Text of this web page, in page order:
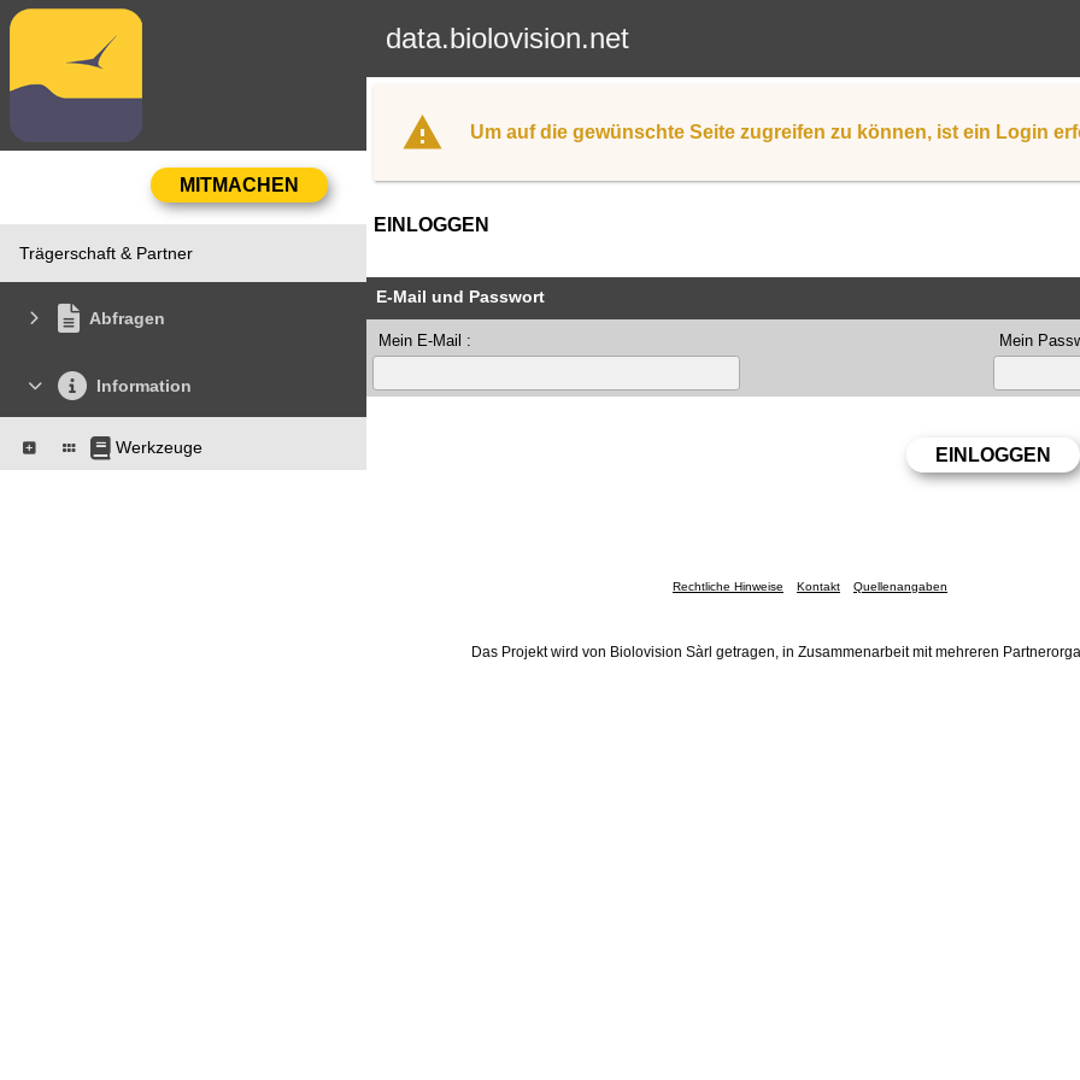
data.biolovision.net
Trägerschaft & Partner
Abfragen
Information
Werkzeuge
Um auf die gewünschte Seite zugreifen zu können, ist ein Login
EINLOGGEN
E-Mail und Passwort
Mein E-Mail : Mein
Rechtliche Hinweise Kontakt Quellenangaben
Das Projekt wird von Biolovision Sàrl getragen, in Zusammenarbeit mit mehreren